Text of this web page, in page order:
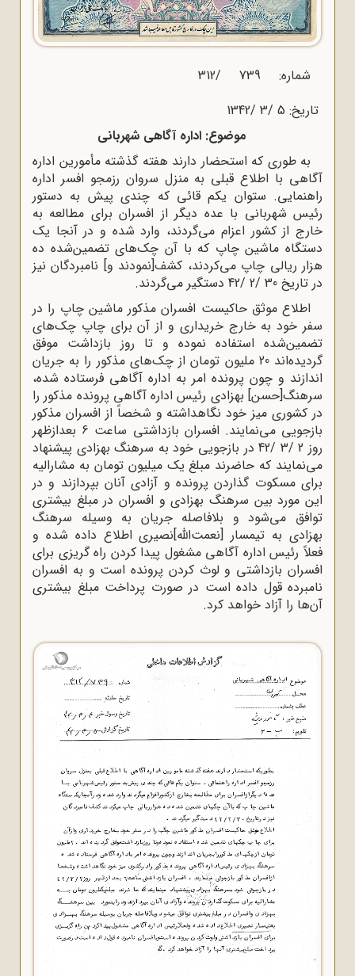
تاریخ: 5 /3 /1342
موضوع: اداره آگاهی شهربانی
به طوری که استحضار دارند هفته گذشته مأمورین اداره
آگاهی با اطلاع قبلی به منزل سروان رزمجو افسر اداره
راهنمایی. ستوان یکم قائی که چندی پیش به دستور
رئیس شهربانی با عده دیگر از افسران برای مطالعه به
خارج از کشور اعزام می‌گردند، وارد شده و در آنجا یک
دستگاه ماشین چاپ که با آن چک‌های تضمین‌شده ده
هزار ریالی چاپ می‌کردند، کشف[نمودند و] نامبردگان نیز
در تاریخ 30 /2 /42 دستگیر می‌گردند.
اطلاع موثق حاکیست افسران مذکور ماشین چاپ را در
سفر خود به خارج خریداری و از آن برای چاپ چک‌های
تضمین‌شده استفاده نموده و تا روز بازداشت موفق
گردیده‌اند 20 ملیون تومان از چک‌های مذکور را به جریان
اندازند و چون پرونده امر به اداره آگاهی فرستاده شده،
سرهنگ[حسن] بهزادی رئیس اداره آگاهی پرونده مذکور را
در کشوری میز خود نگاهداشته و شخصاً از افسران مذکور
بازجویی می‌نمایند. افسران بازداشتی ساعت 6 بعدازظهر
روز 2 /3 /42 در بازجویی خود به سرهنگ بهزادی پیشنهاد
می‌نمایند که حاضرند مبلغ یک میلیون تومان به مشارالیه
برای مسکوت گذاردن پرونده و آزادی آنان بپردازند و در
این مورد بین سرهنگ بهزادی و افسران در مبلغ بیشتری
توافق می‌شود و بلافاصله جریان به وسیله سرهنگ
بهزادی به تیمسار [نعمت‌الله]نصیری اطلاع داده شده و
فعلاً رئیس اداره آگاهی مشغول پیدا کردن راه گریزی برای
افسران بازداشتی و لوث کردن پرونده است و به افسران
نامبرده قول داده است در صورت پرداخت مبلغ بیشتری
آن‌ها را آزاد خواهد کرد.